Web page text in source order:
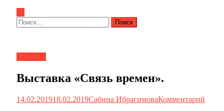
Найти:
Выставка «Связь времен».
14.02.201918.02.2019Сабина ИбрагимоваКомментарий